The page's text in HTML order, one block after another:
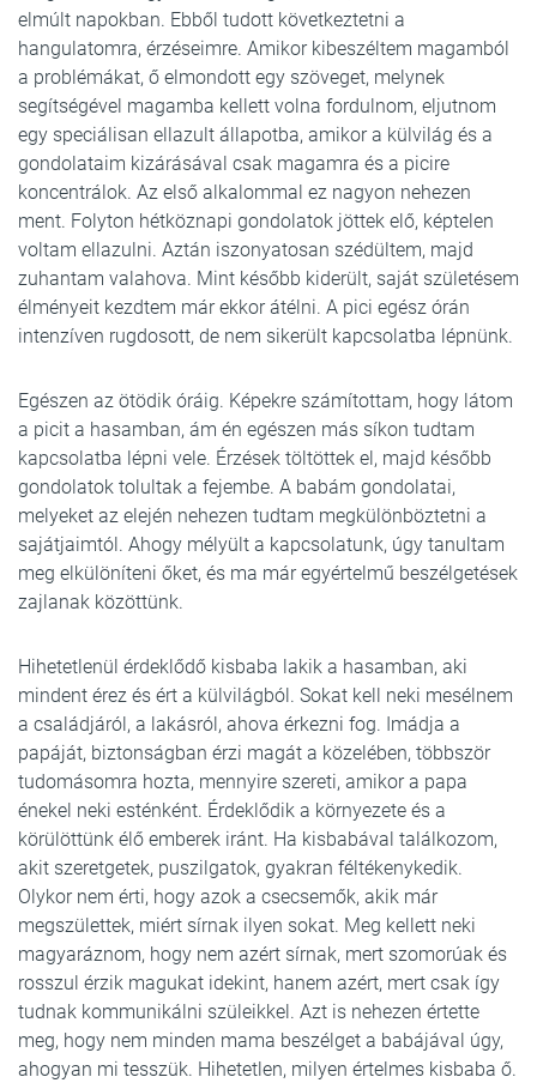
elmúlt napokban. Ebből tudott következtetni a
hangulatomra, érzéseimre. Amikor kibeszéltem magamból
a problémákat, ő elmondott egy szöveget, melynek
segítségével magamba kellett volna fordulnom, eljutnom
egy speciálisan ellazult állapotba, amikor a külvilág és a
gondolataim kizárásával csak magamra és a picire
koncentrálok. Az első alkalommal ez nagyon nehezen
ment. Folyton hétköznapi gondolatok jöttek elő, képtelen
voltam ellazulni. Aztán iszonyatosan szédültem, majd
zuhantam valahova. Mint később kiderült, saját születésem
élményeit kezdtem már ekkor átélni. A pici egész órán
intenzíven rugdosott, de nem sikerült kapcsolatba lépnünk.
Egészen az ötödik óráig. Képekre számítottam, hogy látom
a picit a hasamban, ám én egészen más síkon tudtam
kapcsolatba lépni vele. Érzések töltöttek el, majd később
gondolatok tolultak a fejembe. A babám gondolatai,
melyeket az elején nehezen tudtam megkülönböztetni a
sajátjaimtól. Ahogy mélyült a kapcsolatunk, úgy tanultam
meg elkülöníteni őket, és ma már egyértelmű beszélgetések
zajlanak közöttünk.
Hihetetlenül érdeklődő kisbaba lakik a hasamban, aki
mindent érez és ért a külvilágból. Sokat kell neki mesélnem
a családjáról, a lakásról, ahova érkezni fog. Imádja a
papáját, biztonságban érzi magát a közelében, többször
tudomásomra hozta, mennyire szereti, amikor a papa
énekel neki esténként. Érdeklődik a környezete és a
körülöttünk élő emberek iránt. Ha kisbabával találkozom,
akit szeretgetek, puszilgatok, gyakran féltékenykedik.
Olykor nem érti, hogy azok a csecsemők, akik már
megszülettek, miért sírnak ilyen sokat. Meg kellett neki
magyaráznom, hogy nem azért sírnak, mert szomorúak és
rosszul érzik magukat idekint, hanem azért, mert csak így
tudnak kommunikálni szüleikkel. Azt is nehezen értette
meg, hogy nem minden mama beszélget a babájával úgy,
ahogyan mi tesszük. Hihetetlen, milyen értelmes kisbaba ő.